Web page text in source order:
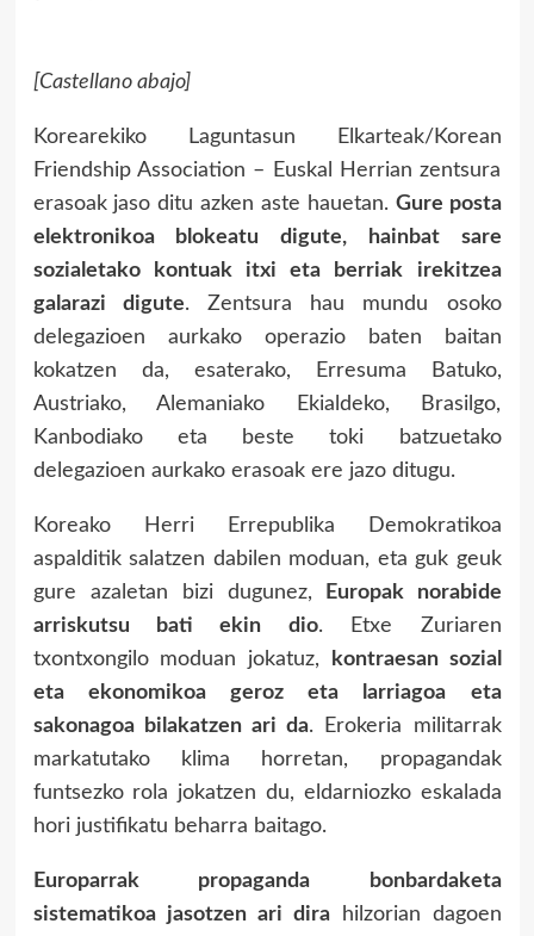
[Castellano abajo]
Korearekiko Laguntasun Elkarteak/Korean
Friendship Association – Euskal Herrian zentsura
erasoak jaso ditu azken aste hauetan. Gure posta
elektronikoa blokeatu digute, hainbat sare
sozialetako kontuak itxi eta berriak irekitzea
galarazi digute. Zentsura hau mundu osoko
delegazioen aurkako operazio baten baitan
kokatzen da, esaterako, Erresuma Batuko,
Austriako, Alemaniako Ekialdeko, Brasilgo,
Kanbodiako eta beste toki batzuetako
delegazioen aurkako erasoak ere jazo ditugu.
Koreako Herri Errepublika Demokratikoa
aspalditik salatzen dabilen moduan, eta guk geuk
gure azaletan bizi dugunez, Europak norabide
arriskutsu bati ekin dio. Etxe Zuriaren
txontxongilo moduan jokatuz,
kontraesan sozial
eta ekonomikoa geroz eta larriagoa eta
sakonagoa bilakatzen ari da. Erokeria militarrak
markatutako klima horretan, propagandak
funtsezko rola jokatzen du, eldarniozko eskalada
hori justifikatu beharra baitago.
Europarrak propaganda bonbardaketa
sistematikoa jasotzen ari dirahilzorian dagoen